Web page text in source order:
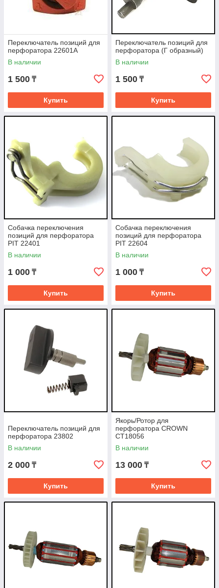
Переключатель позиций для
перфоратора 22601А
В наличии
1 500 ₸
Купить
Переключатель позиций для
перфоратора (Г образный)
В наличии
1 500 ₸
Купить
Собачка переключения
позиций для перфоратора
PIT 22401
В наличии
1 000 ₸
Купить
Собачка переключения
позиций для перфоратора
PIT 22604
В наличии
1 000 ₸
Купить
Переключатель позиций для
перфоратора 23802
В наличии
2 000 ₸
Купить
Якорь/Ротор для
перфоратора CROWN
CT18056
В наличии
13 000 ₸
Купить